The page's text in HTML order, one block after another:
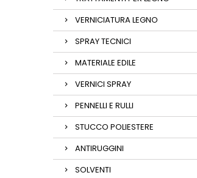
VERNICIATURA LEGNO
SPRAY TECNICI
MATERIALE EDILE
VERNICI SPRAY
PENNELLI E RULLI
STUCCO POLIESTERE
ANTIRUGGINI
SOLVENTI